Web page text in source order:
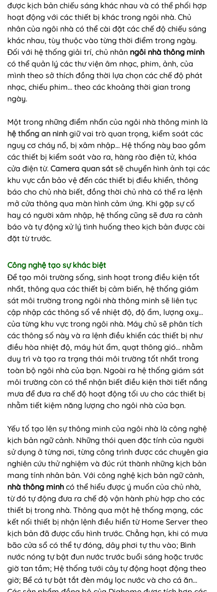
được kịch bản chiếu sáng khác nhau và có thể phối hợp
hoạt động với các thiết bị khác trong ngôi nhà. Chủ
nhân của ngôi nhà có thể cài đặt các chế độ chiếu sáng
khác nhau, tùy thuộc vào từng thời điểm trong ngày.
Đối với hệ thống giải trí, chủ nhân ngôi nhà thông minh
có thể quản lý các thư viện âm nhạc, phim, ảnh, của
mình theo sở thích đồng thời lựa chọn các chế độ phát
nhạc, chiếu phim… theo các khoảng thời gian trong
ngày.
Một trong những điểm nhấn của ngôi nhà thông minh là
hệ thống an ninh giữ vai trò quan trọng, kiểm soát các
nguy cơ cháy nổ, bị xâm nhập… Hệ thống này bao gồm
các thiết bị kiểm soát vào ra, hàng rào điện tử, khóa
cửa điện từ. Camera quan sát sẽ chuyển hình ảnh tại các
khu vực cần bảo vệ đến các thiết bị điều khiển, thông
báo cho chủ nhà biết, đồng thời chủ nhà có thể ra lệnh
mở cửa thông qua màn hình cảm ứng. Khi gặp sự cố
hay có người xâm nhập, hệ thống cũng sẽ đưa ra cảnh
báo và tự động xử lý tình huống theo kịch bản được cài
đặt từ trước.
Công nghệ tạo sự khác biệt
Để tạo môi trường sống, sinh hoạt trong điều kiện tốt
nhất, thông qua các thiết bị cảm biến, hệ thống giám
sát môi trường trong ngôi nhà thông minh sẽ liên tục
cập nhập các thông số về nhiệt độ, độ ẩm, lượng oxy…
của từng khu vực trong ngôi nhà. Máy chủ sẽ phân tích
các thông số này và ra lệnh điều khiển các thiết bị như
điều hòa nhiệt độ, máy hút ẩm, quạt thông gió… nhằm
duy trì và tạo ra trạng thái môi trường tốt nhất trong
toàn bộ ngôi nhà của bạn. Ngoài ra hệ thống giám sát
môi trường còn có thể nhận biết điều kiện thời tiết nắng
mưa để đưa ra chế độ hoạt động tối ưu cho các thiết bị
nhằm tiết kiệm năng lượng cho ngôi nhà của bạn.
Yếu tố tạo lên sự thông minh của ngôi nhà là công nghệ
kịch bản ngữ cảnh. Những thói quen đặc tính của người
sử dụng ở từng nơi, từng công trình được các chuyên gia
nghiên cứu thử nghiệm và đúc rút thành những kịch bản
mang tính nhân bản. Với công nghệ kịch bản ngữ cảnh,
nhà thông minh có thể hiểu được ý muốn của chủ nhà,
từ đó tự động đưa ra chế độ vận hành phù hợp cho các
thiết bị trong nhà. Thông qua một hệ thống mạng, các
kết nối thiết bị nhận lệnh điều hiển từ Home Server theo
kịch bản đã được cấu hình trước. Chẳng hạn, khi có mưa
bão cửa sổ có thể tự đóng, dây phơi tự thu vào; Bình
nước nóng tự bật đun nước trước buổi sáng hoặc trước
giờ tan tầm; Hệ thống tưới cây tự động hoạt động theo
giờ; Bể cá tự bật tắt đèn máy lọc nước và cho cá ăn…